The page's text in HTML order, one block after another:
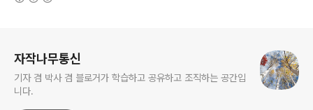
자작나무통신
기자 겸 박사 겸 블로거가 학습하고 공유하고 조직하는 공간입
니다.